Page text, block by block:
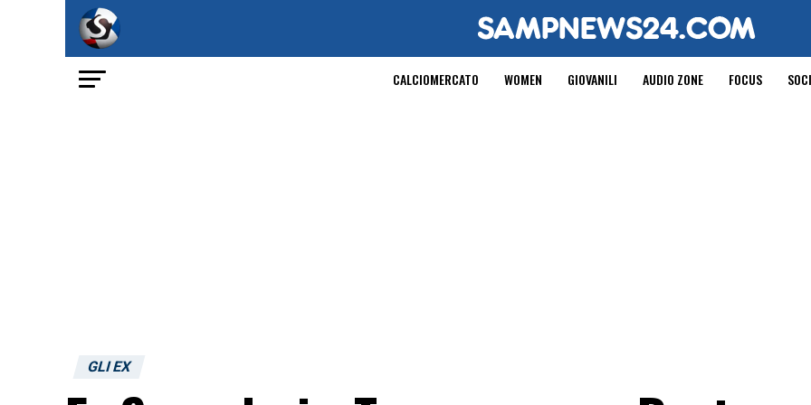
CALCIOMERCATO WOMEN GIOVANILI AUDIO ZONE FOCUS
GLI EX